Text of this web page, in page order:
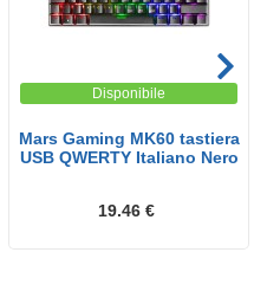
Disponibile
Mars Gaming MK60 tastiera
USB QWERTY Italiano Nero
19.46 €